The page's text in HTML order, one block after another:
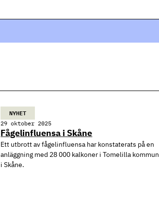
NYHET
29 oktober 2025
Fågelinfluensa i Skåne
Ett utbrott av fågelinfluensa har konstaterats på en
anläggning med 28 000 kalkoner i Tomelilla kommun
i Skåne.